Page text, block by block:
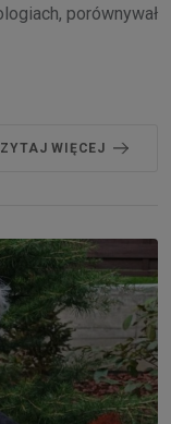
porównywał
WIĘCEJ